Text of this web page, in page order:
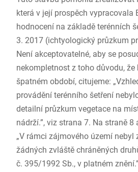
která v její prospěch vypracovala
hodnocení na základě terénních
3. 2017 (ichtyologický průzkum
Není akceptovatelné, aby se
nekompletnost z toho důvodu, že
špatném období, citujeme:
provádění terénního šetření
detailní průzkum vegetace na
nádrží.”, viz strana 7. Na straně
„V rámci zájmového území
žádných zvláště chráněných
č. 395/1992 Sb., v platném